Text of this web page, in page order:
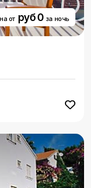
от руб 0 за ночь